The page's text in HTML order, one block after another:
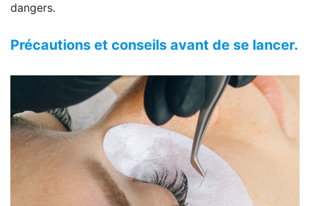
dangers.
Précautions et conseils avant de se lancer.